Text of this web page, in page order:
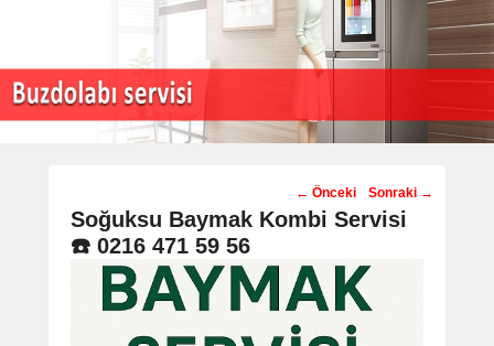
Post
navigation
← Önceki Sonraki →
Soğuksu Baymak Kombi Servisi
☎️ 0216 471 59 56